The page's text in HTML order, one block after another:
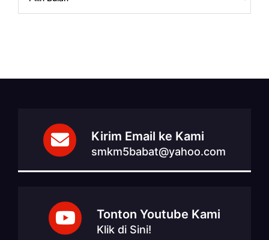
Kirim Email ke Kami
smkm5babat@yahoo.com
Tonton Youtube Kami
Klik di Sini!